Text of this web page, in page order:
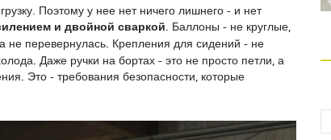
Поэтому у нее нет ничего лишнего - и нет
и двойной сваркой. Баллоны - не круглые,
не перевернулась. Крепления для сидений - не
Даже ручки на бортах - это не просто петли, а
Это - требования безопасности, которые